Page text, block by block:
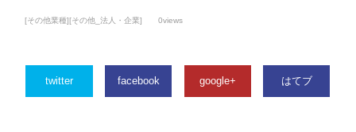
[その他業種][その他_法人・企業] 0views
twitter facebook google+ はてブ